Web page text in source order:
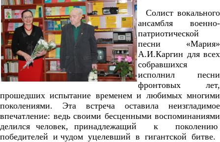
Солист вокального
ансамбля военно-
патриотической
песни «Мария»
А.И.Каргин для всех
собравшихся
исполнил песни
фронтовых лет,
прошедших испытание временем и любимых многими
поколениями. Эта встреча оставила неизгладимое
впечатление: ведь своими бесценными воспоминаниями
делился человек, принадлежащий к поколению
победителей и чудом уцелевший в гигантской битве.